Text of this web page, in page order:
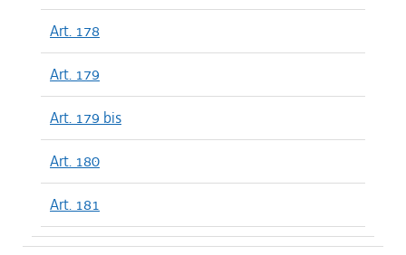
Art. 178
Art. 179
Art. 179 bis
Art. 180
Art. 181